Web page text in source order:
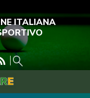
ITALIANA